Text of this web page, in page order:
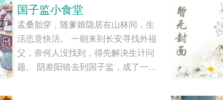
国子监小食堂
孟桑胎穿，随爹娘隐居在山林间，生
活恣意快活。 一朝来到长安寻找外祖
父，奈何人没找到，得先解决生计问
题。 阴差阳错去到国子监，成了一位